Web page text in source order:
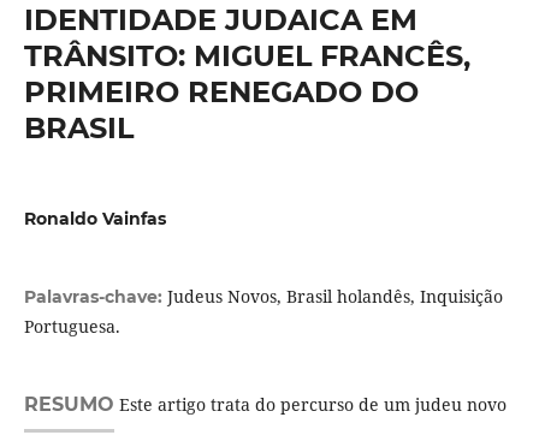
IDENTIDADE JUDAICA EM
TRÂNSITO: MIGUEL FRANCÊS,
PRIMEIRO RENEGADO DO
BRASIL
Ronaldo Vainfas
Palavras-chave: Judeus Novos, Brasil holandês, Inquisição
Portuguesa.
RESUMO Este artigo trata do percurso de um judeu novo